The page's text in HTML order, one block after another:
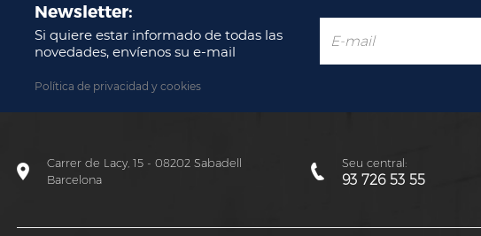
Newsletter:
Si quiere estar informado de todas las
novedades, envíenos su e-mail
Política de privacidad y cookies
Carrer de Lacy, 15 - 08202 Sabadell
Barcelona
Seu central:
93 726 53 55